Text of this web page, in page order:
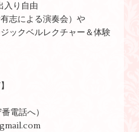
入り自由
志による演奏会）や
ックベルレクチャー＆体験
話へ）